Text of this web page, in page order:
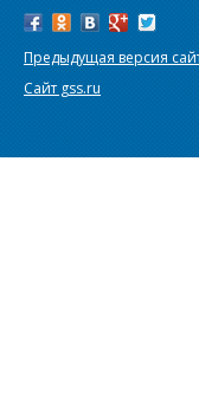
Предыдущая версия
Сайт gss.ru